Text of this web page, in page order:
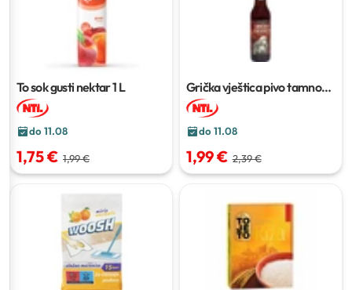
To sok gusti nektar1 L
do 11.08
1,75 € 1,99 €
Grička vještica pivo tamno
500 ml
do 11.08
1,99 € 2,39 €